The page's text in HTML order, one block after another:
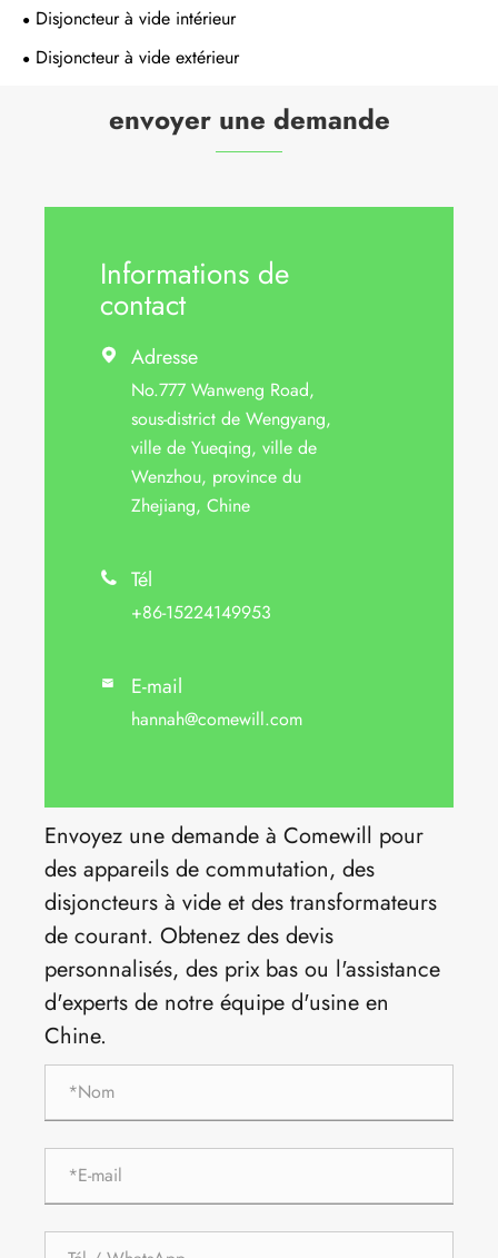
Disjoncteur à vide intérieur
Disjoncteur à vide extérieur
envoyer une demande
Informations de
contact
 Adresse
No.777 Wanweng Road,
sous-district de Wengyang,
ville de Yueqing, ville de
Wenzhou, province du
Zhejiang, Chine
 Tél
+86-15224149953
 E-mail
hannah@comewill.com
Envoyez une demande à Comewill pour
des appareils de commutation, des
disjoncteurs à vide et des transformateurs
de courant. Obtenez des devis
personnalisés, des prix bas ou l'assistance
d'experts de notre équipe d'usine en
Chine.